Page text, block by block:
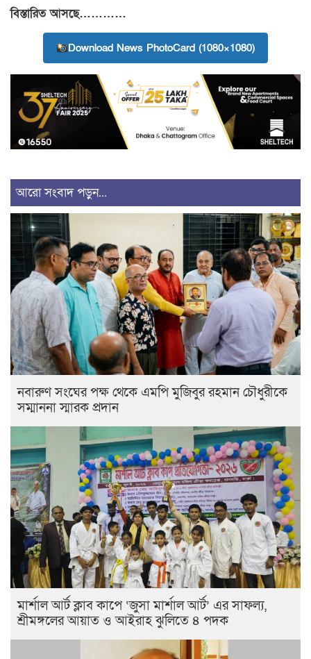
বিস্তারিত আসছে…………
Download News PhotoCard (1080×1080)
আরো সংবাদ পড়ুন...
নবারুণ সংঘের পক্ষ থেকে এমপি মুজিবুর রহমান চৌধুরীকে
সম্মাননা স্মারক প্রদান
মার্শাল আর্ট ক্লাব কাপে ‘জুসা মার্শাল আর্ট’ এর সাফল্য,
শ্রীমঙ্গলের আয়াত ও আইরাহ ঝুলিতে ৪ পদক